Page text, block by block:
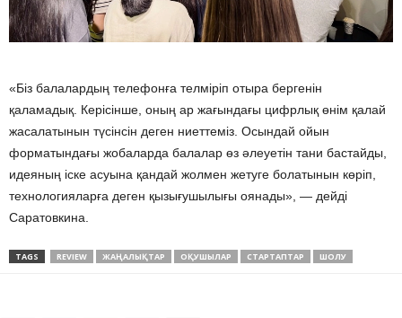
«Біз балалардың телефонға телміріп отыра бергенін
қаламадық. Керісінше, оның ар жағындағы цифрлық өнім қалай
жасалатынын түсінсін деген ниеттеміз. Осындай ойын
форматындағы жобаларда балалар өз әлеуетін тани бастайды,
идеяның іске асуына қандай жолмен жетуге болатынын көріп,
технологияларға деген қызығушылығы оянады», — дейді
Саратовкина.
TAGS REVIEW ЖАҢАЛЫҚТАР ОҚУШЫЛАР СТАРТАПТАР ШОЛУ